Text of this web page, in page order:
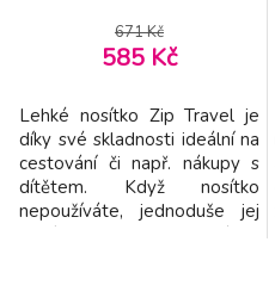
671 Kč
585 Kč
Lehké nosítko Zip Travel je
díky své skladnosti ideální na
cestování či např. nákupy s
dítětem. Když nosítko
nepoužíváte, jednoduše jej